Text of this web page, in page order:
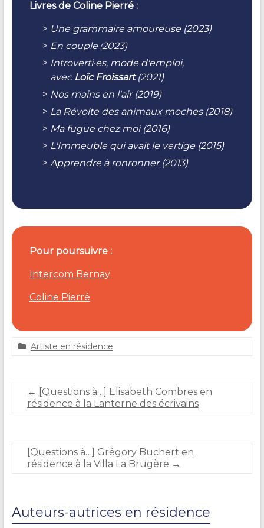
Livres de Coline Pierré :
Une grammaire amoureuse (2023)
En couple(2023)
Introverti·es, mode d'emploi,
avec Loïc Froissart(2021)
Nos mains en l'air (2019)
La Révolte des animaux moches (2018)
Ma fugue chez moi (2016)
L'Immeuble qui avait le vertige (2015)
Apprendre à ronronner (2013)
Pour poursuivre :
Intercom Bernay
Coline Pierré
i
e
Artiste en résidence
← [Questions à…] Elisabeth Combres en
résidence à la Lanterne des écrivains
[Questions à…] Grégory Buchert en
résidence à la Villa La Brugère →
Auteurs-autrices en résidence